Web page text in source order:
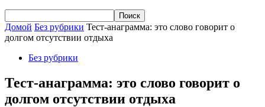
Домой Без рубрики Тест-анаграмма: это слово говорит о
долгом отсутствии отдыха
Без рубрики
Тест-анаграмма: это слово говорит о
долгом отсутствии отдыха